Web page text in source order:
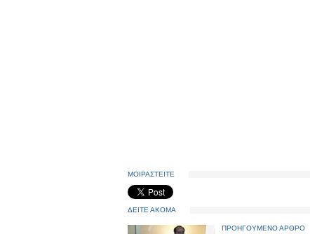
ΜΟΙΡΑΣΤΕΙΤΕ
ΔΕΙΤΕ ΑΚΟΜΑ
ΠΡΟΗΓΟΥΜΕΝΟ ΑΡΘΡΟ